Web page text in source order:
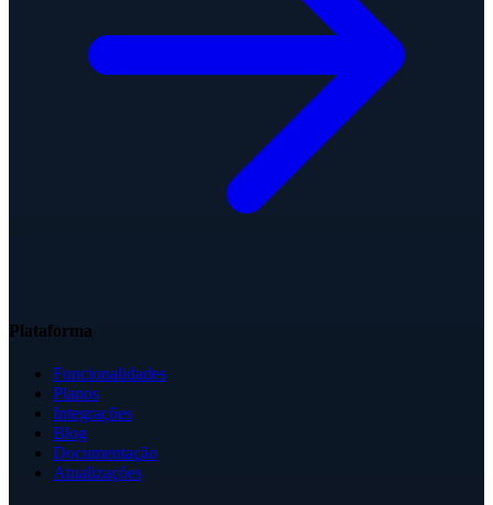
Plataforma
Funcionalidades
Planos
Integrações
Blog
Documentação
Atualizações